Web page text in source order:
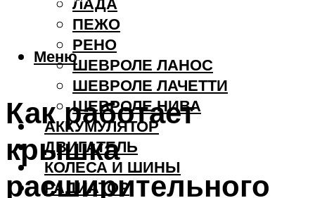
ПЕЖО
РЕНО
ШЕВРОЛЕ ЛАНОС
ШЕВРОЛЕ ЛАЧЕТТИ
ШЕВРОЛЕ НИВА
АККУМУЛЯТОР
ДВИГАТЕЛЬ
КОЛЕСА И ШИНЫ
РАДИАТОР
Меню
Как работает
крышка
расширительного